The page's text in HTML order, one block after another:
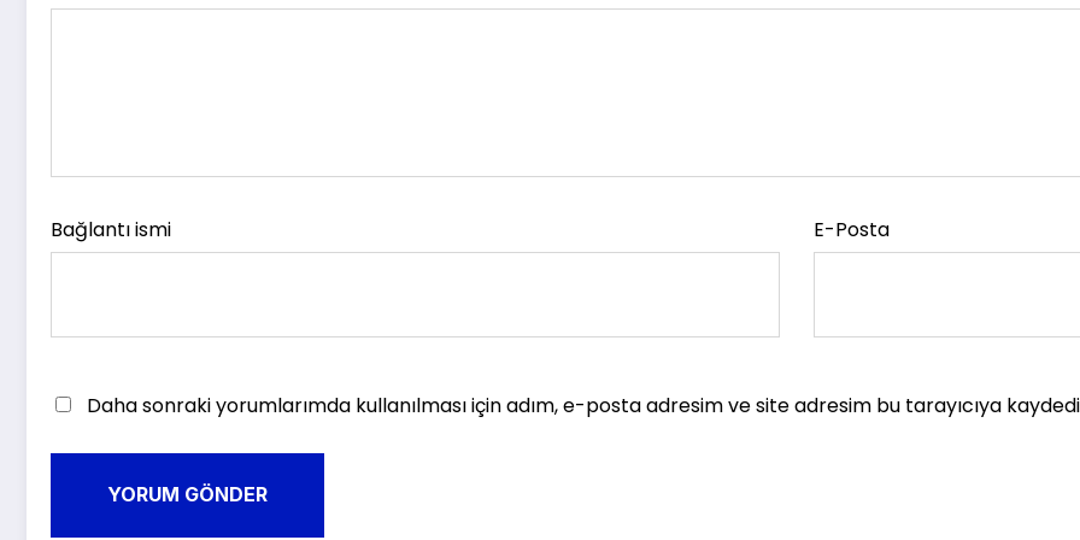
Bağlantı ismi E-Posta
Daha sonraki yorumlarımda kullanılması için adım, e-posta adresim ve site adresim bu tarayıcıya